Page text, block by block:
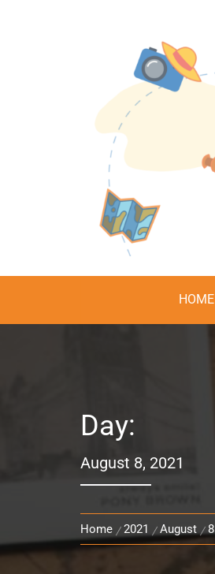
HOME
Day:
August 8, 2021
Home 2021 August 8